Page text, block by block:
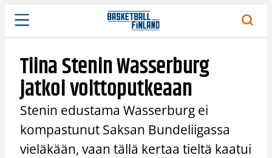
Siirry
sisältöön
Tiina Stenin Wasserburg
jatkoi voittoputkeaan
Stenin edustama Wasserburg ei
kompastunut Saksan Bundeliigassa
vieläkään, vaan tällä kertaa tieltä kaatui